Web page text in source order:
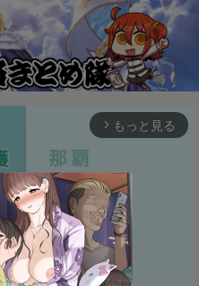
arrow_forward_ios もっと見る